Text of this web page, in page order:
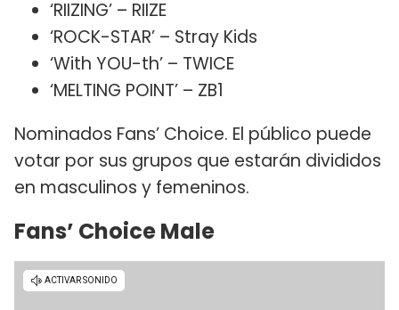
‘RIIZING’ – RIIZE
‘ROCK-STAR’ – Stray Kids
‘With YOU-th’ – TWICE
‘MELTING POINT’ – ZB1
Nominados Fans’ Choice. El público puede
votar por sus grupos que estarán divididos
en masculinos y femeninos.
Fans’ Choice Male